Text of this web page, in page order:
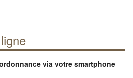
via votre smartphone